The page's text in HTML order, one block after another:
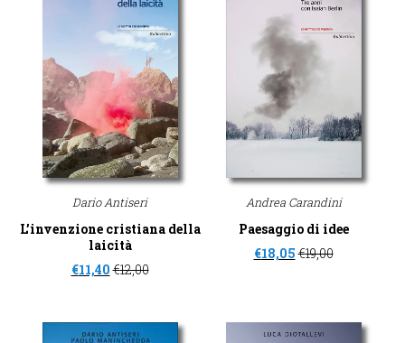
Dario Antiseri
L’invenzione cristiana della
laicità
€11,40€12,00
Andrea Carandini
Paesaggio di idee
€18,05€19,00